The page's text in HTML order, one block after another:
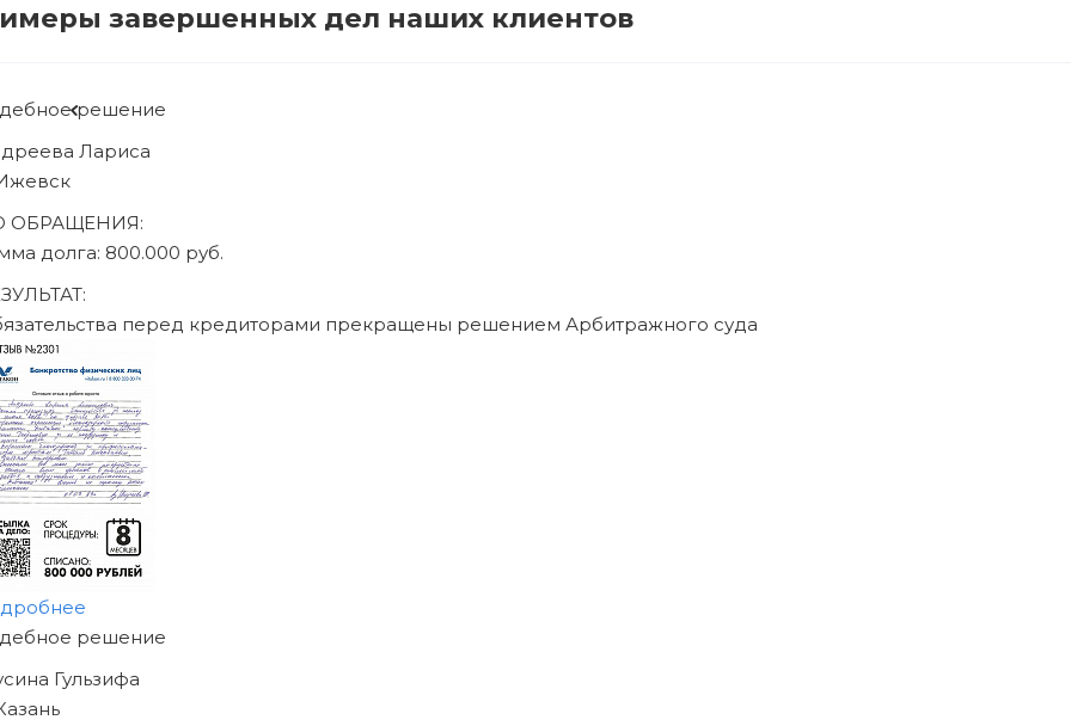
завершенных дел наших клиентов
решение
Людмила
Ижевск
ОБРАЩЕНИЯ:
долга: 470.000 руб.
перед кредиторами прекращены решением Арбитражного суда
ИЗБАВЛЯТЬСЯ
ДОЛГОВ
СЕГОДНЯ!